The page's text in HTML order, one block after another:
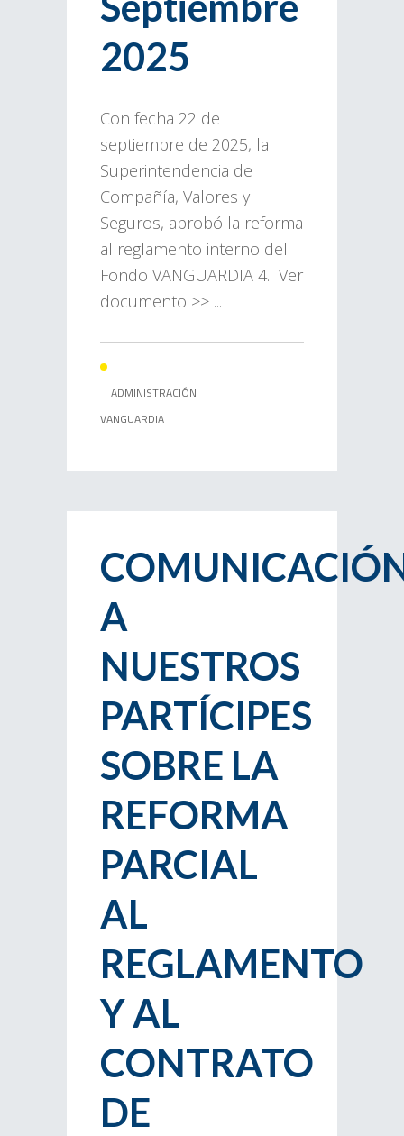
2025
Con fecha 22 de
septiembre de 2025, la
Superintendencia de
Compañía, Valores y
Seguros, aprobó la reforma
al reglamento interno del
Fondo VANGUARDIA 4. Ver
documento >> ...
ADMINISTRACIÓN
VANGUARDIA
A
NUESTROS
PARTÍCIPES
SOBRE LA
REFORMA
PARCIAL
AL
REGLAMENTO
Y AL
CONTRATO
DE